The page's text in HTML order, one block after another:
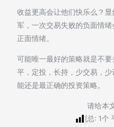
收益更高会让他们快乐么？
军，一次交易失败的负面情
正面情绪。
可能唯一最好的策略就是不
平，定投，长持，少交易，
能还是最正确的投资策略。
请给本
[总: 1个